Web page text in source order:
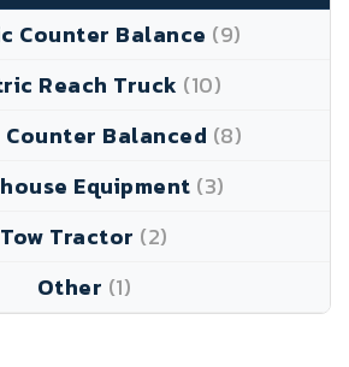
Counter Balance (9)
Reach Truck (10)
Counter Balanced (8)
Equipment (3)
Tow Tractor (2)
Other (1)